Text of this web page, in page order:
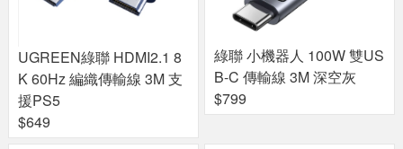
UGREEN綠聯 HDMI2.1 8
K 60Hz 編織傳輸線 3M 支
援PS5
$649
綠聯 小機器人 100W 雙US
B-C 傳輸線 3M 深空灰
$799